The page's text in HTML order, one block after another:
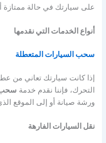
على سيارتك في حالة ممتازة
أنواع الخدمات التي نقدمها
سحب السيارات المتعطلة
إذا كانت سيارتك تعاني من
التحرك، فإننا نقدم خدمة سحب
ورشة صيانة أو إلى الموقع
نقل السيارات الفارهة